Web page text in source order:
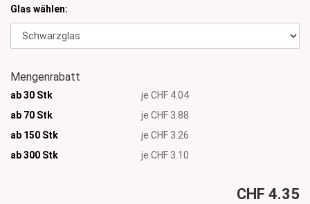
Glas wählen:
Mengenrabatt
ab 30 Stk
je CHF 4.04
ab 70 Stk
je CHF 3.88
ab 150 Stk
je CHF 3.26
ab 300 Stk je CHF 3.10
CHF 4.35